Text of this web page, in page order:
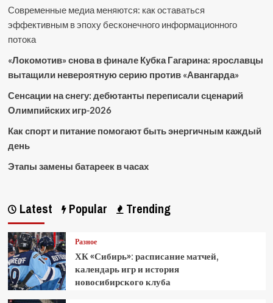
Современные медиа меняются: как оставаться
эффективным в эпоху бесконечного информационного
потока
«Локомотив» снова в финале Кубка Гагарина: ярославцы
вытащили невероятную серию против «Авангарда»
Сенсации на снегу: дебютанты переписали сценарий
Олимпийских игр-2026
Как спорт и питание помогают быть энергичным каждый
день
Этапы замены батареек в часах
Latest Popular Trending
Разное
ХК «Сибирь»: расписание матчей,
календарь игр и история
новосибирского клуба